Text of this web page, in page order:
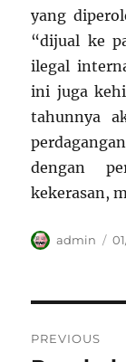
yang
“dijual ke
ilegal
ini juga
tahunnya
dengan
kekerasan,
Author
admin
PREVIOUS